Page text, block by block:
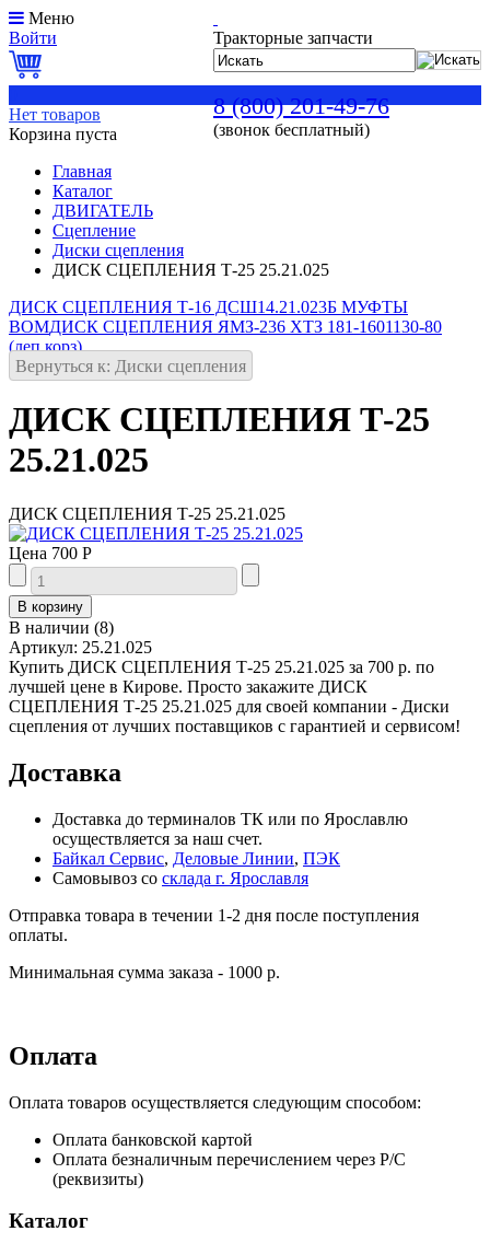
Тракторные запчасти
8 (800) 201-49-76
(звонок бесплатный)
Меню
Войти
Нет товаров
Корзина пуста
Главная
Каталог
ДВИГАТЕЛЬ
Сцепление
Диски сцепления
ДИСК СЦЕПЛЕНИЯ Т-25 25.21.025
ДИСК СЦЕПЛЕНИЯ Т-16 ДСШ14.21.023Б МУФТЫ
ВОМДИСК СЦЕПЛЕНИЯ ЯМЗ-236 ХТЗ 181-1601130-80
(леп.корз)
Вернуться к: Диски сцепления
ДИСК СЦЕПЛЕНИЯ Т-25
25.21.025
ДИСК СЦЕПЛЕНИЯ Т-25 25.21.025
Цена 700 Р
В наличии (8)
Артикул: 25.21.025
Купить ДИСК СЦЕПЛЕНИЯ Т-25 25.21.025 за 700 р. по
лучшей цене в Кирове. Просто закажите ДИСК
СЦЕПЛЕНИЯ Т-25 25.21.025 для своей компании - Диски
сцепления от лучших поставщиков с гарантией и сервисом!
Доставка
Доставка до терминалов ТК или по Ярославлю
осуществляется за наш счет.
Байкал Сервис, Деловые Линии, ПЭК
Самовывоз со склада г. Ярославля
Отправка товара в течении 1-2 дня после поступления
оплаты.
Минимальная сумма заказа - 1000 р.
Оплата
Оплата товаров осуществляется следующим способом:
Оплата банковской картой
Оплата безналичным перечислением через Р/С
(реквизиты)
Каталог